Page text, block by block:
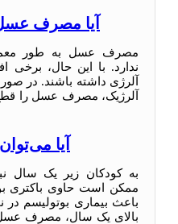
آیا مصرف
مصرف عسل به طور
ندارد. با این حال،
آلرژی داشته باشند. در
آلرژیک، مصرف عسل را
آیا
به کودکان زیر یک سال
ممکن است حاوی باکتری
باعث بیماری بوتولیسم در
بالای یک سال، مصرف